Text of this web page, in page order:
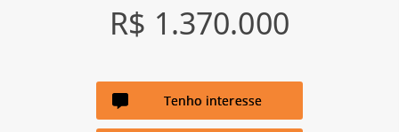
R$ 1.370.000
Tenho interesse